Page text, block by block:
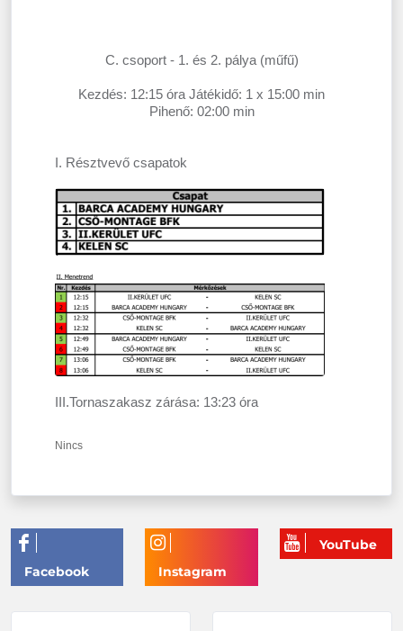
C. csoport - 1. és 2. pálya (műfű)
Kezdés: 12:15 óra Játékidő: 1 x 15:00 min
Pihenő: 02:00 min
I. Résztvevő csapatok
III.Tornaszakasz zárása: 13:23 óra
Nincs